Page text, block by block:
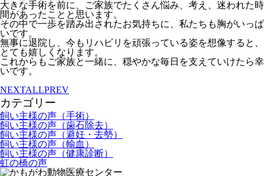
大きな手術を前に、ご家族でたくさん悩み、考え、迷われた時
間があったことと思います。
その中で一歩を踏み出されたお気持ちに、私たちも胸がいっぱ
いです。
無事に退院し、今もリハビリを頑張っている姿を想像すると、
とても嬉しくなります。
これからもご家族と一緒に、穏やかな毎日を支えていけたら幸
いです。
NEXTALLPREV
カテゴリー
飼い主様の声（手術）
飼い主様の声（歯石除去）
飼い主様の声（避妊・去勢）
飼い主様の声（輸血）
飼い主様の声（健康診断）
虹の橋の声